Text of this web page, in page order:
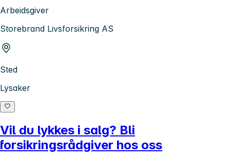
Arbeidsgiver
Storebrand Livsforsikring AS
Sted
Lysaker
Vil du lykkes i salg? Bli
forsikringsrådgiver hos oss